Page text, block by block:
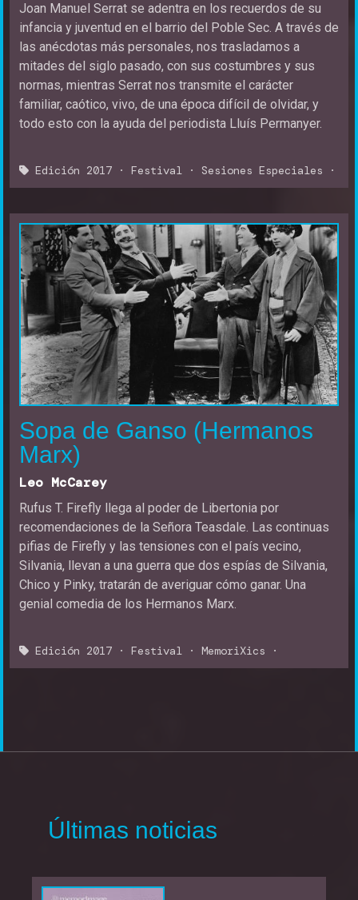
Joan Manuel Serrat se adentra en los recuerdos de su
infancia y juventud en el barrio del Poble Sec. A través de
las anécdotas más personales, nos trasladamos a
mitades del siglo pasado, con sus costumbres y sus
normas, mientras Serrat nos transmite el carácter
familiar, caótico, vivo, de una época difícil de olvidar, y
todo esto con la ayuda del periodista Lluís Permanyer.
Edición 2017 · Festival · Sesiones Especiales ·
Sopa de Ganso (Hermanos
Marx)
Leo McCarey
Rufus T. Firefly llega al poder de Libertonia por
recomendaciones de la Señora Teasdale. Las continuas
pifias de Firefly y las tensiones con el país vecino,
Silvania, llevan a una guerra que dos espías de Silvania,
Chico y Pinky, tratarán de averiguar cómo ganar. Una
genial comedia de los Hermanos Marx.
Edición 2017 · Festival · MemoriXics ·
Últimas noticias